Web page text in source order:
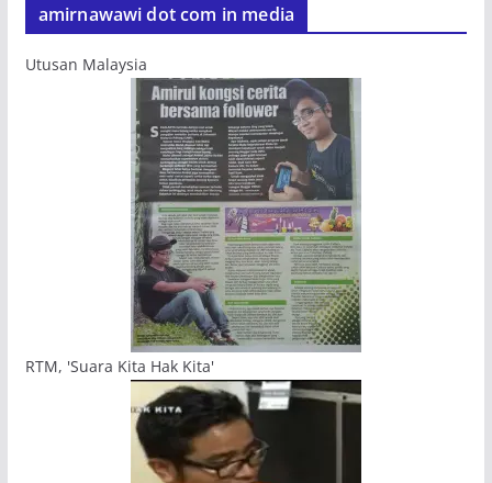
amirnawawi dot com in media
Utusan Malaysia
RTM, 'Suara Kita Hak Kita'